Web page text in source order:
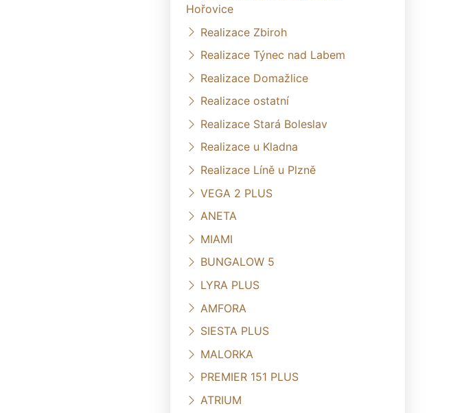
Hořovice
Realizace Zbiroh
Realizace Týnec nad Labem
Realizace Domažlice
Realizace ostatní
Realizace Stará Boleslav
Realizace u Kladna
Realizace Líně u Plzně
VEGA 2 PLUS
ANETA
MIAMI
BUNGALOW 5
LYRA PLUS
AMFORA
SIESTA PLUS
MALORKA
PREMIER 151 PLUS
ATRIUM